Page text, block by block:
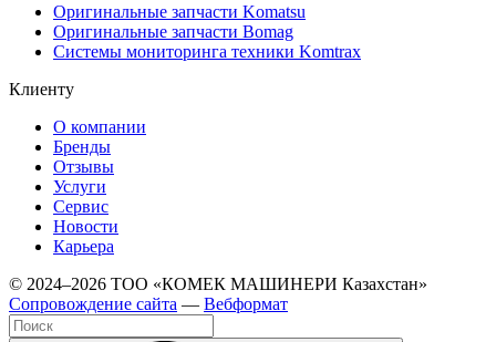
Оригинальные запчасти Komatsu
Оригинальные запчасти Bomag
Системы мониторинга техники Komtrax
Клиенту
О компании
Бренды
Отзывы
Услуги
Сервис
Новости
Карьера
© 2024–2026 ТОО «КОМЕК МАШИНЕРИ Казахстан»
Cопровождение сайта — Вебформат